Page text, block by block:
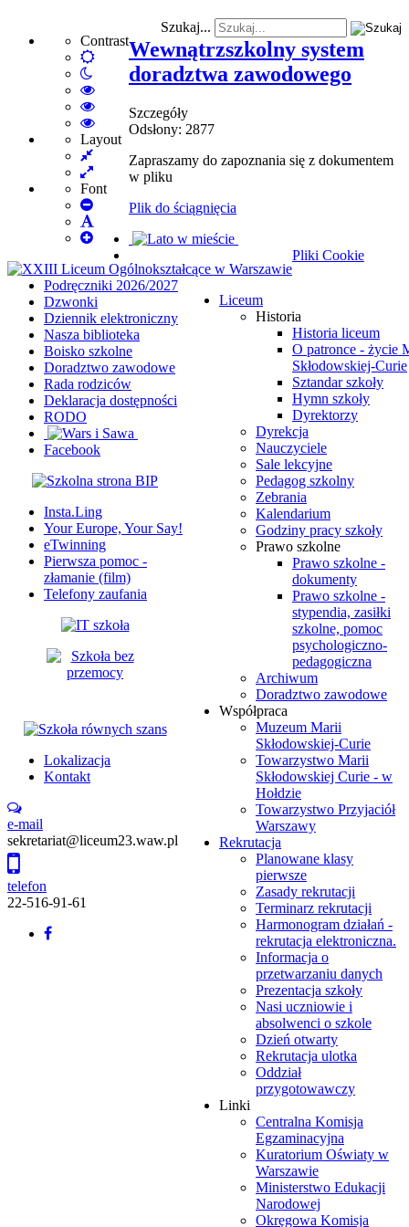
Contrast
Default
mode
High
Contrast
Black
White
High
Contrast
Black
Yellow
High
Contrast
Yellow
mode
Layout
Fixed
layout
Wide
layout
Font
Set
Font
Default
Font
Set
Larger
Font
Szukaj...
Liceum
Historia
Historia liceum
O patronce - życie
Skłodowskiej-Curie
Sztandar szkoły
Hymn szkoły
Dyrektorzy
Dyrekcja
Nauczyciele
Sale lekcyjne
Pedagog szkolny
Zebrania
Kalendarium
Godziny pracy szkoły
Prawo szkolne
Prawo szkolne -
dokumenty
Prawo szkolne -
stypendia, zasiłki
szkolne, pomoc
psychologiczno-
pedagogiczna
Archiwum
Doradztwo zawodowe
Współpraca
Muzeum Marii
Skłodowskiej-Curie
Towarzystwo Marii
Skłodowskiej Curie - w
Hołdzie
Towarzystwo Przyjaciół
Warszawy
Rekrutacja
Planowane klasy
pierwsze
Zasady rekrutacji
Terminarz rekrutacji
Harmonogram działań -
rekrutacja elektroniczna.
Informacja o
przetwarzaniu danych
Prezentacja szkoły
Nasi uczniowie i
absolwenci o szkole
Dzień otwarty
Rekrutacja ulotka
Oddział
przygotowawczy
Linki
Centralna Komisja
Egzaminacyjna
Kuratorium Oświaty w
Warszawie
Ministerstwo Edukacji
Narodowej
Okręgowa Komisja
Wewnątrzszkolny system
doradztwa zawodowego
Szczegóły
Odsłony: 2877
Zapraszamy do zapoznania się z dokumentem
w pliku
Plik do ściągnięcia
Pliki Cookie
Podręczniki 2026/2027
Dzwonki
Dziennik elektroniczny
Nasza biblioteka
Boisko szkolne
Doradztwo zawodowe
Rada rodziców
Deklaracja dostępności
RODO
Facebook
Insta.Ling
Your Europe, Your Say!
eTwinning
Pierwsza pomoc -
złamanie (film)
Telefony zaufania
Lokalizacja
Kontakt
e-mail
sekretariat@liceum23.waw.pl
telefon
22-516-91-61
Back